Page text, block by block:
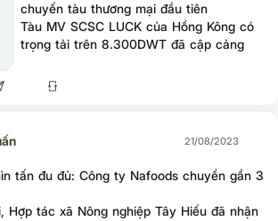
chuyến tàu thương mại đầu tiên
Tàu MV SCSC LUCK của Hồng Kông có
trọng tải trên 8.300DWT đã cập cảng
tại bến số 6 vào sáng 20/8.
21/08/2023
tấn đu đủ: Công ty Nafoods chuyển gần 3
Hợp tác xã Nông nghiệp Tây Hiếu đã nhận